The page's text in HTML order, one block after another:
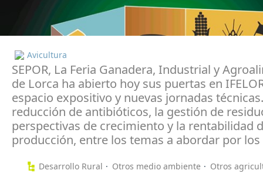
Avicultura
SEPOR, La Feria Ganadera, Industrial y
de Lorca ha abierto hoy sus puertas en
espacio expositivo y nuevas jornadas
reducción de antibióticos, la gestión de
perspectivas de crecimiento y la rentabilidad
producción, entre los temas a abordar por
Desarrollo Rural Otros medio ambiente
Otros